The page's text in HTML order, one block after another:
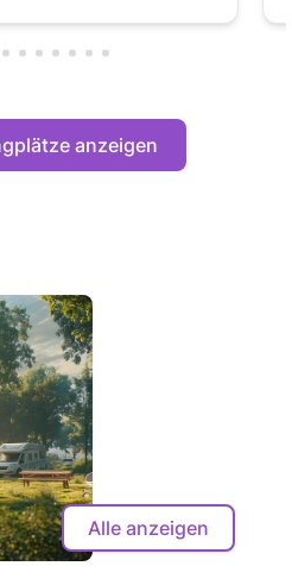
anzeigen
Alle anzeigen